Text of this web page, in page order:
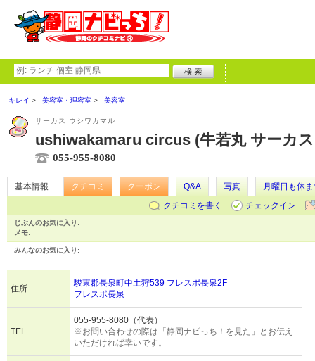
キレイ 美容室・理容室 美容室
サーカス ウシワカマル
ushiwakamaru circus (牛若丸 サーカ
055-955-8080
基本情報 クチコミ クーポン Q&A 写真
月曜日も休
クチコミを書く
チェックイン
じぶんのお気に入り:
メモ:
みんなのお気に入り:
住所
駿東郡長泉町中土狩539 フレスポ長泉2F
フレスポ長泉
TEL
055-955-8080（代表）
※お問い合わせの際は「静岡ナビっち！を見た」とお伝え
いただければ幸いです。